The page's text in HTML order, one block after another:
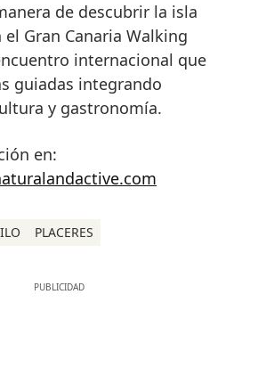
de descubrir la isla
el Gran Canaria Walking
internacional que
guiadas integrando
y gastronomía.
en:
PLACERES